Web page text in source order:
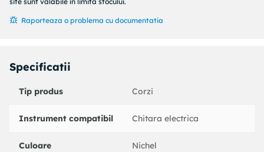
Raporteaza o problema cu documentatia
Specificatii
Tip produs Corzi
Instrument compatibil Chitara electrica
Culoare Nichel